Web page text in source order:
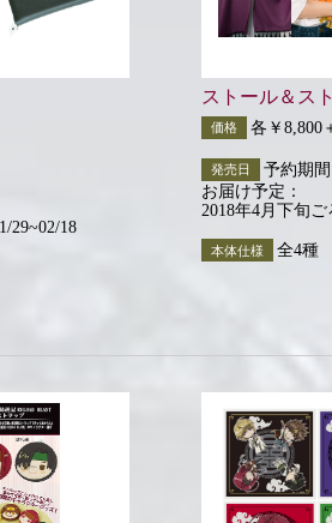
29~02/18
ストール＆ス
価格 各￥8,800
発売日
予約期間
お届け予定：
2018年4月下旬ご
本体仕様 全4種